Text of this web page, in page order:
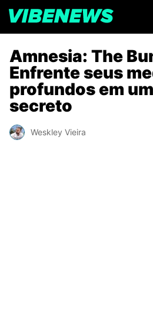
Amnesia: The
Enfrente seus
profundos em
secreto
Weskley Vieira